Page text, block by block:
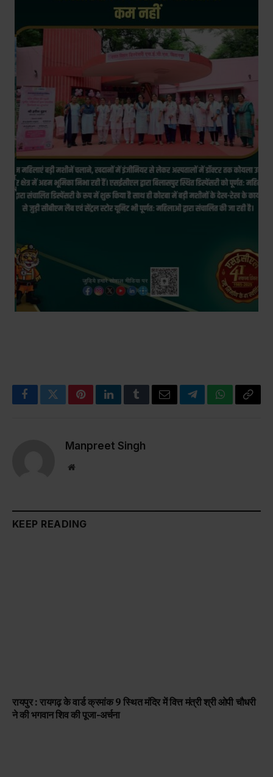
FacebookTwitterPinterestLinkedInTumblrEmailTelegramWhatsApp
Copy
Manpreet Singh
Website
KEEP READING
रायपुर : रायगढ़ के वार्ड क्रमांक 9 स्थित मंदिर में वित्त मंत्री श्री ओपी चौधरी
ने की भगवान शिव की पूजा-अर्चना